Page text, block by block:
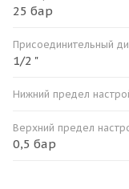
25 бар
Присоединительный
1/2 "
Нижний предел
Верхний предел
0,5 бар